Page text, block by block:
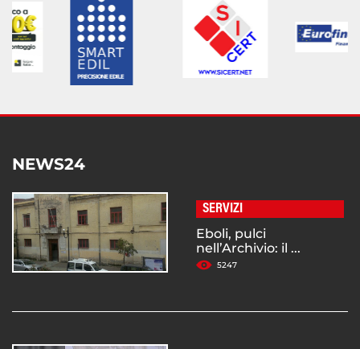
NEWS24
SERVIZI
Eboli, pulci
nell’Archivio: il ...
5247